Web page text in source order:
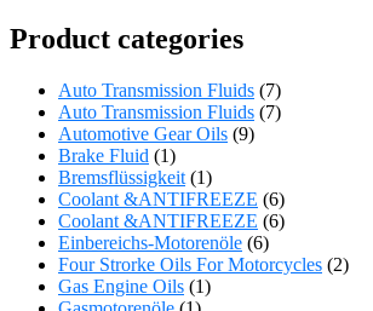
Product categories
Auto Transmission Fluids (7)
Auto Transmission Fluids (7)
Automotive Gear Oils (9)
Brake Fluid (1)
Bremsflüssigkeit (1)
Coolant &ANTIFREEZE (6)
Coolant &ANTIFREEZE (6)
Einbereichs-Motorenöle (6)
Four Strorke Oils For Motorcycles (2)
Gas Engine Oils (1)